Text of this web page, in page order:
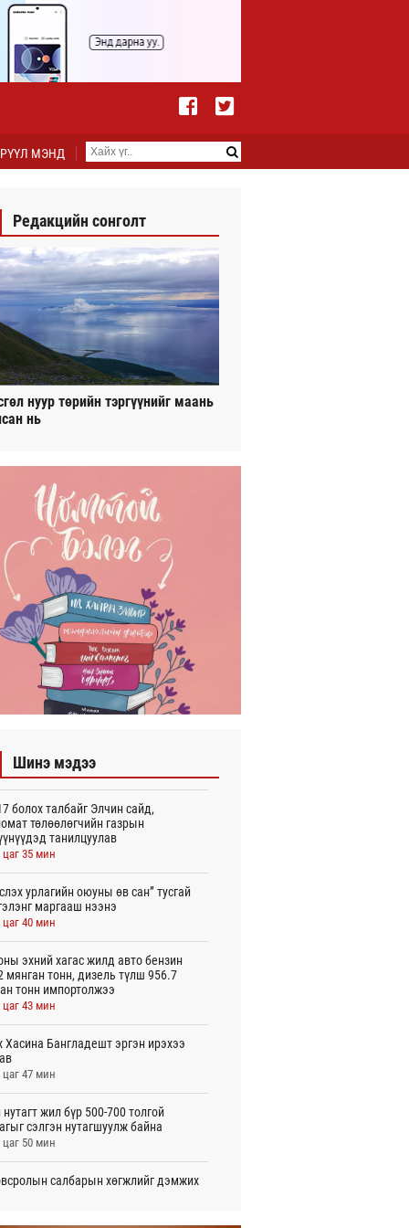
МЭНД
Редакцийн сонголт
нуур төрийн тэргүүнийг маань
нь
Шинэ мэдээ
болох талбайг Элчин сайд,
төлөөлөгчийн газрын
танилцуулав
цаг 35 мин
урлагийн оюуны өв сан” тусгай
маргааш нээнэ
цаг 40 мин
эхний хагас жилд авто бензин
мянган тонн, дизель түлш 956.7
тонн импортолжээ
цаг 43 мин
Хасина Бангладешт эргэн ирэхээ
цаг 47 мин
жил бүр 500-700 толгой
сэлгэн нутагшуулж байна
цаг 50 мин
салбарын хөгжлийг дэмжих